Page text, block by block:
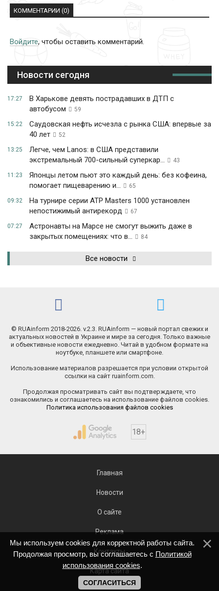
КОММЕНТАРИИ (0)
Войдите, чтобы оставить комментарий.
Новости сегодня
17:27
В Харькове девять пострадавших в ДТП с
автобусом
59
15:22
Саудовская нефть исчезла с рынка США: впервые за
40 лет
52
13:25
Легче, чем Lanos: в США представили
экстремальный 700-сильный суперкар...
43
11:23
Японцы летом пьют это каждый день: без кофеина,
помогает пищеварению и...
65
09:32
На турнире серии ATP Masters 1000 установлен
непостижимый антирекорд
67
07:27
Астронавты на Марсе не смогут выжить даже в
закрытых помещениях: что в...
84
Все новости
© RUAinform 2018-2026. v.2.3. RUAinform — новый портал свежих и
актуальных новостей в Украине и мире за сегодня. Только важные
и объективные новости ежедневно. Читай в удобном формате на
ноутбуке, планшете или смартфоне.
Использование материалов разрешается при условии открытой
ссылки на сайт ruainform.com.
Продолжая просматривать сайт вы подтверждаете, что
ознакомились и соглашаетесь на использование файлов cookies.
Политика использования файлов cookies
18+
Главная
Новости
О сайте
Реклама
Контакты
Карта сайта
Мы используем cookies для корректной работы сайта.
Продолжая просмотр, вы соглашаетесь с Политикой
использования cookies.
СОГЛАСИТЬСЯ